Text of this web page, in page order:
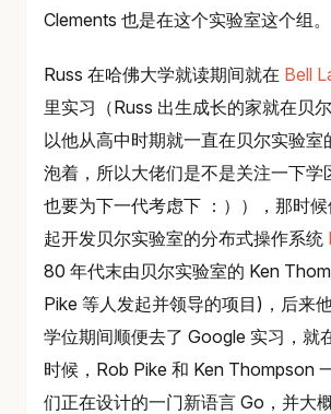
Clements 也是在这个实验室这个组。
Russ 在哈佛大学就读期间就在 Bell
里实习（Russ 出生成长的家就在贝
以他从高中时期就一直在贝尔实验室
泡着，所以大佬们是不是关注一下学
也要为下一代考虑下 ：）），那时
起开发贝尔实验室的分布式操作系统
80 年代末由贝尔实验室的 Ken
Pike 等人发起并领导的项目)，后来
学位期间顺便去了 Google 实习，就
时候，Rob Pike 和 Ken Thompson
们正在设计的一门新语言 Go，并大